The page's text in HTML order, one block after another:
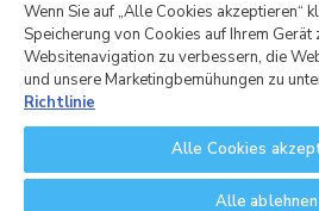
Candy Hoover Group S.r.l. mit
Gesellschaft zur Geschäftsführung
Candy S.p.A., Sitz:Via Comolli, 16 -
Italien, voll eingezahltes
Wenn Sie auf „Alle Cookies akzeptieren“
Speicherung von Cookies auf Ihrem Gerät
Websitenavigation zu verbessern, die
und unsere Marketingbemühungen zu
Richtlinie
Alle Cookies
Alle ablehnen